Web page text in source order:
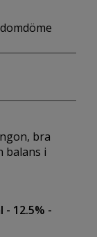
bra
balans i
- 12.5% -